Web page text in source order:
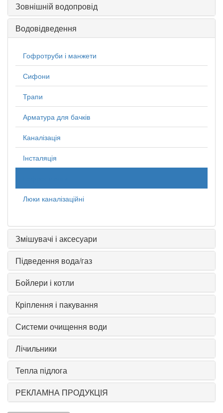
Зовнішній водопровід
Водовідведення
Гофротруби і манжети
Сифони
Трапи
Арматура для бачків
Каналізація
Інсталяція
Люки каналізаційні
Змішувачі і аксесуари
Підведення вода/газ
Бойлери і котли
Кріплення і пакування
Системи очищення води
Лічильники
Тепла підлога
РЕКЛАМНА ПРОДУКЦІЯ